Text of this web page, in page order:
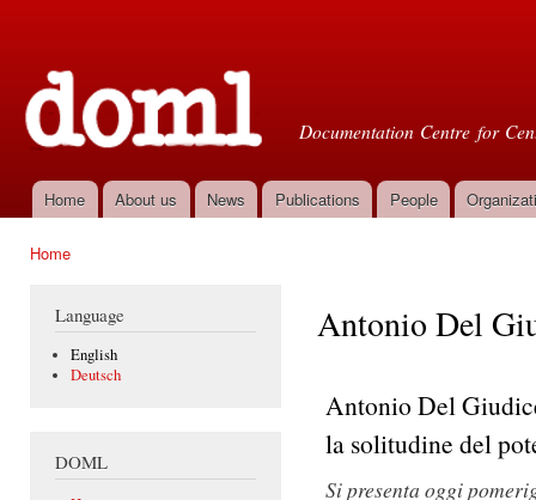
Documentation Centre for
Main menu
Home About us News Publications People
Home
Language
English
Deutsch
DOML
Antonio Del
Antonio Del
la solitudine del
Si presenta oggi